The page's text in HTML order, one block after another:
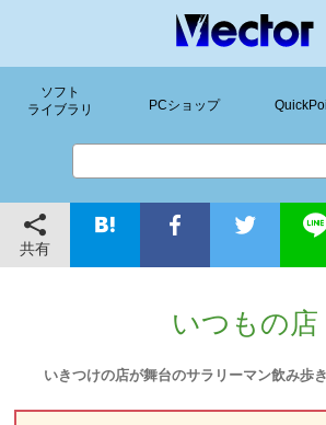
ソフト
ライブラリ
PCショップ
共有
いつもの店
いきつけの店が舞台のサラリーマン飲み歩